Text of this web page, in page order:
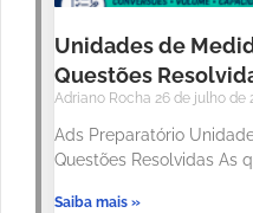
Unidades de
Questões
Adriano Rocha 26 de julho de
Ads Preparatório
Questões Resolvidas As
Saiba mais »